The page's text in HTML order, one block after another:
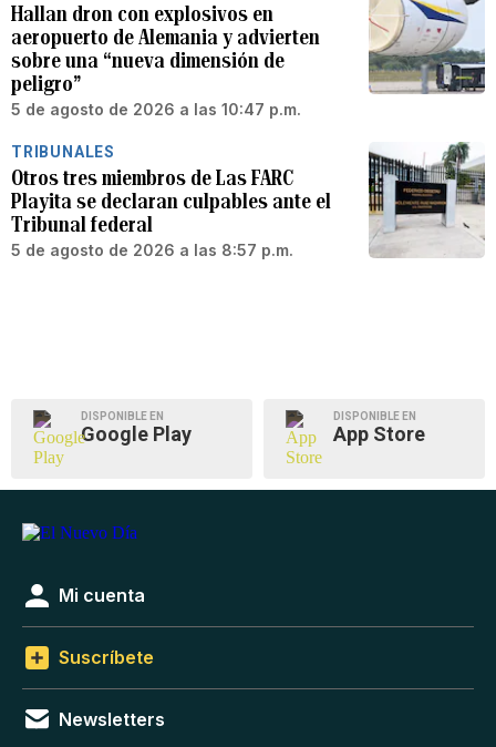
Hallan dron con explosivos en
aeropuerto de Alemania y advierten
sobre una “nueva dimensión de
peligro”
5 de agosto de 2026 a las 10:47 p.m.
TRIBUNALES
Otros tres miembros de Las FARC
Playita se declaran culpables ante el
Tribunal federal
5 de agosto de 2026 a las 8:57 p.m.
DISPONIBLE EN
Google Play
DISPONIBLE EN
App Store
Mi cuenta
Suscríbete
Newsletters